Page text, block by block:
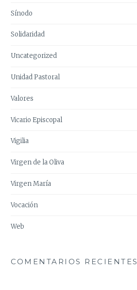
Sínodo
Solidaridad
Uncategorized
Unidad Pastoral
Valores
Vicario Episcopal
Vigilia
Virgen de la Oliva
Virgen María
Vocación
Web
COMENTARIOS RECIENTES